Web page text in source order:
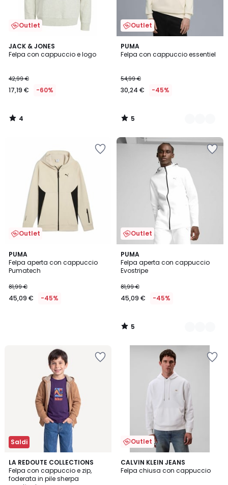
Outlet
JACK & JONES
Felpa con cappuccio e logo
42,99 €
17,19 € -60%
4
/
4
/
Outlet
PUMA
Felpa con cappuccio essentiel
54,99 €
30,24 € -45%
5
/
8
Colori
5
/
Outlet
PUMA
Felpa aperta con cappuccio
Pumatech
81,99 €
45,09 € -45%
Outlet
PUMA
Felpa aperta con cappuccio
Evostripe
81,99 €
45,09 € -45%
5
/
5
2
Colori
5
/
Saldi
LA REDOUTE COLLECTIONS
Felpa con cappuccio e zip,
foderata in pile sherpa
5
/
5
3
Colori
Outlet
CALVIN KLEIN JEANS
Felpa chiusa con cappuccio
3
Colori